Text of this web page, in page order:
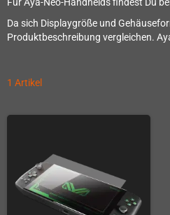
Für Aya-Neo-Handhelds findest Du
Da sich Displaygröße und
Produktbeschreibung vergleichen.
1 Artikel